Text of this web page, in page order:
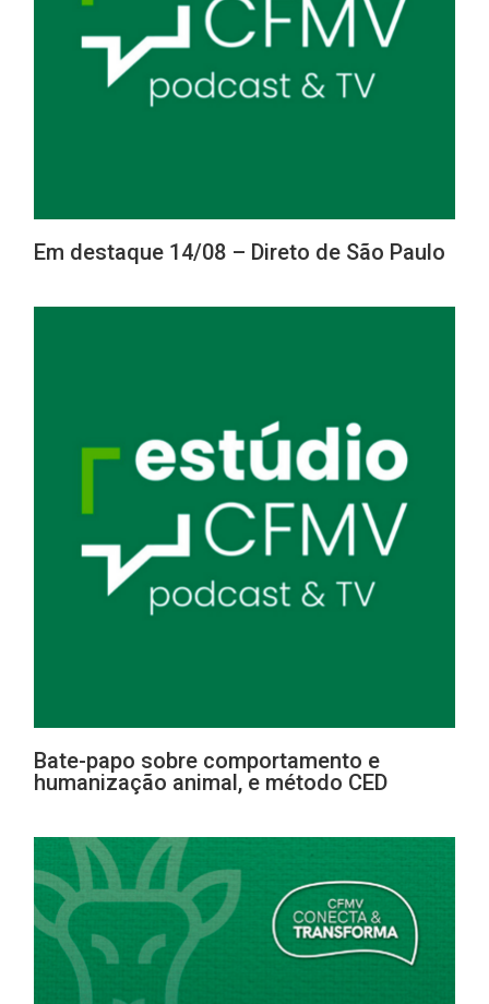
Em destaque 14/08 – Direto de São Paulo
Bate-papo sobre comportamento e
humanização animal, e método CED